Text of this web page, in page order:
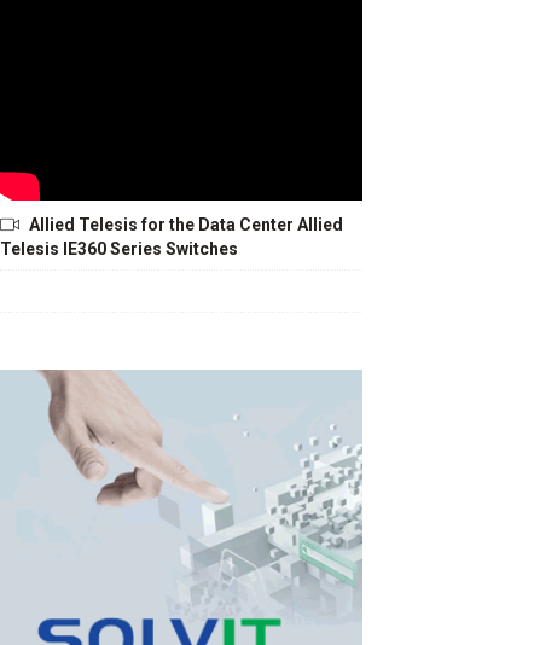
Allied Telesis for the Data Center Allied
Telesis IE360 Series Switches